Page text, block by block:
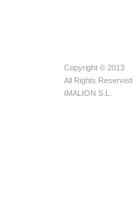
Copyright © 2013
All Rights Reserved
IMALION S.L.